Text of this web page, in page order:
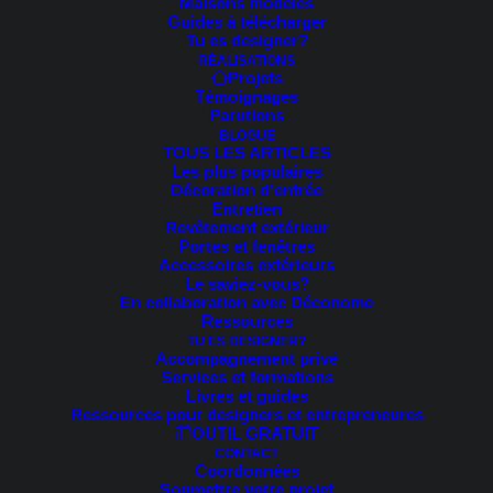
Guides à télécharger
Tu es designer?
RÉALISATIONS
Projets
Témoignages
Parutions
BLOGUE
TOUS LES ARTICLES
Les plus populaires
Décoration d’entrée
Entretien
Revêtement extérieur
Portes et fenêtres
Accessoires extérieurs
Le saviez-vous?
En collaboration avec Déconome
Ressources
TU ES DESIGNER?
Accompagnement privé
Services et formations
Livres et guides
Ressources pour designers et entrepreneures
OUTIL GRATUIT
CONTACT
Coordonnées
Soumettre votre projet